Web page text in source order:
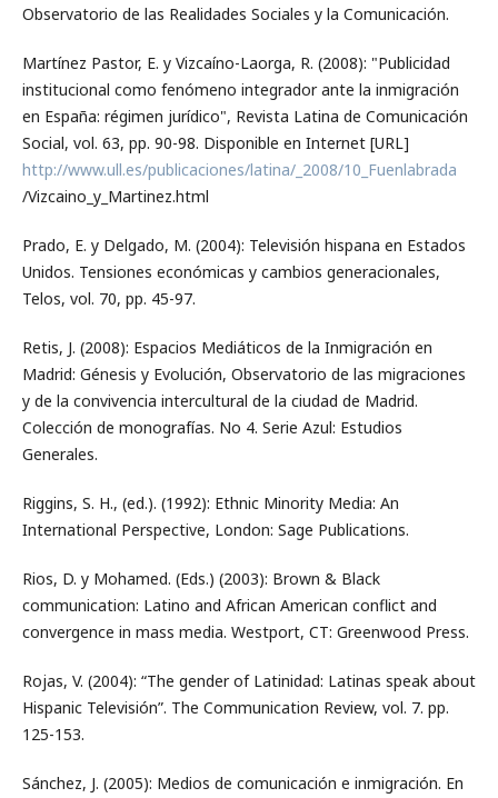
Observatorio de las Realidades Sociales y la Comunicación.
Martínez Pastor, E. y Vizcaíno-Laorga, R. (2008): "Publicidad
institucional como fenómeno integrador ante la inmigración
en España: régimen jurídico", Revista Latina de Comunicación
Social, vol. 63, pp. 90-98. Disponible en Internet [URL]
http://www.ull.es/publicaciones/latina/_2008/10_Fuenlabrada
/Vizcaino_y_Martinez.html
Prado, E. y Delgado, M. (2004): Televisión hispana en Estados
Unidos. Tensiones económicas y cambios generacionales,
Telos, vol. 70, pp. 45-97.
Retis, J. (2008): Espacios Mediáticos de la Inmigración en
Madrid: Génesis y Evolución, Observatorio de las migraciones
y de la convivencia intercultural de la ciudad de Madrid.
Colección de monografías. No 4. Serie Azul: Estudios
Generales.
Riggins, S. H., (ed.). (1992): Ethnic Minority Media: An
International Perspective, London: Sage Publications.
Rios, D. y Mohamed. (Eds.) (2003): Brown & Black
communication: Latino and African American conflict and
convergence in mass media. Westport, CT: Greenwood Press.
Rojas, V. (2004): “The gender of Latinidad: Latinas speak about
Hispanic Televisión”. The Communication Review, vol. 7. pp.
125-153.
Sánchez, J. (2005): Medios de comunicación e inmigración. En